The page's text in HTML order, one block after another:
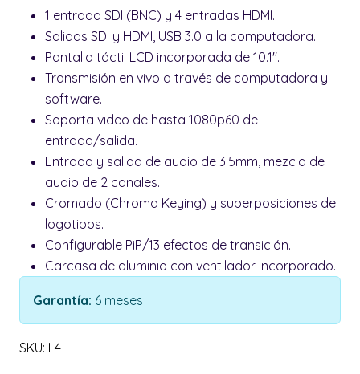
1 entrada SDI (BNC) y 4 entradas HDMI.
Salidas SDI y HDMI, USB 3.0 a la computadora.
Pantalla táctil LCD incorporada de 10.1".
Transmisión en vivo a través de computadora y
software.
Soporta video de hasta 1080p60 de
entrada/salida.
Entrada y salida de audio de 3.5mm, mezcla de
audio de 2 canales.
Cromado (Chroma Keying) y superposiciones de
logotipos.
Configurable PiP/13 efectos de transición.
Carcasa de aluminio con ventilador incorporado.
Garantía: 6 meses
SKU: L4